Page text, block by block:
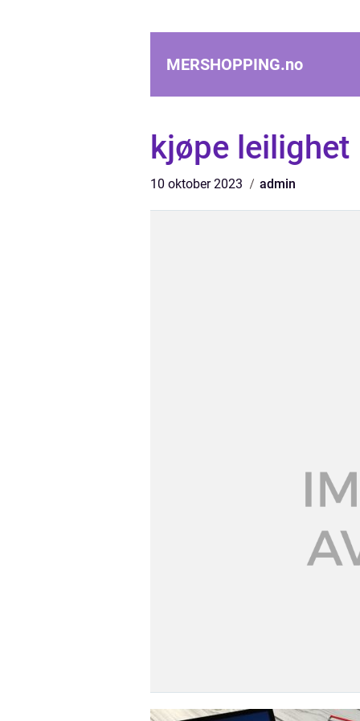
MERSHOPPING.no
kjøpe leilighet
10 oktober 2023 admin